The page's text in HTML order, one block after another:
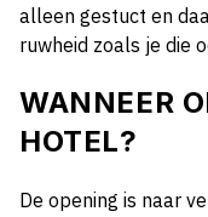
alleen gestuct en
ruwheid zoals je die
WANNEER
HOTEL?
De opening is naar